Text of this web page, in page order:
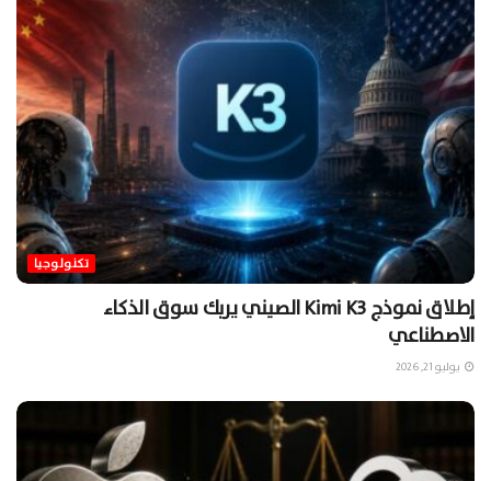
تكنولوجيا
إطلاق نموذج Kimi K3 الصيني يربك سوق الذكاء
الاصطناعي
يوليو 21, 2026